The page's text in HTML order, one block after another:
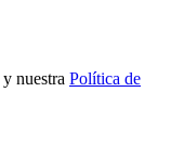
y nuestra Política de